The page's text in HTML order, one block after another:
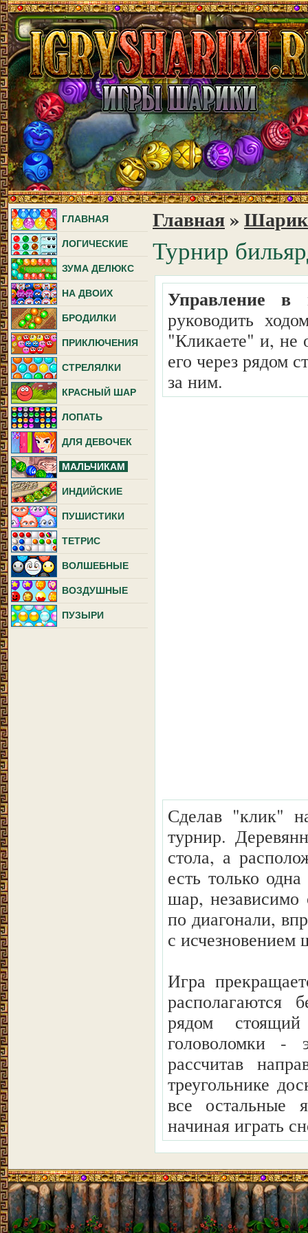
ГЛАВНАЯ
ЛОГИЧЕСКИЕ
ЗУМА ДЕЛЮКС
НА ДВОИХ
БРОДИЛКИ
ПРИКЛЮЧЕНИЯ
СТРЕЛЯЛКИ
КРАСНЫЙ ШАР
ЛОПАТЬ
ДЛЯ ДЕВОЧЕК
МАЛЬЧИКАМ
ИНДИЙСКИЕ
ПУШИСТИКИ
ТЕТРИС
ВОЛШЕБНЫЕ
ВОЗДУШНЫЕ
ПУЗЫРИ
Главная»
Турнир
Управление в
руководить
"Кликаете" и, не
его через рядом
за ним.
Сделав "клик"
турнир.
стола, а
есть только
шар,
по диагонали,
с исчезновением
Игра
располагаются
рядом
головоломки -
рассчитав
треугольнике
все
начиная играть